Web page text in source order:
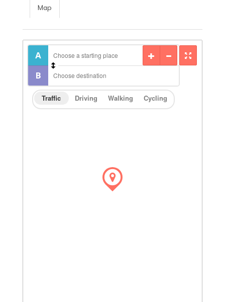
Map
Traffic Driving Walking Cycling